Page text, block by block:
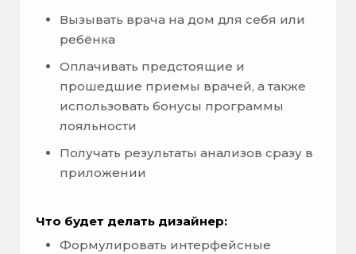
Вызывать врача на дом для себя или
ребёнка
Оплачивать предстоящие и
прошедшие приемы врачей, а также
использовать бонусы программы
лояльности
Получать результаты анализов сразу в
приложении
Что будет делать дизайнер:
Формулировать интерфейсные